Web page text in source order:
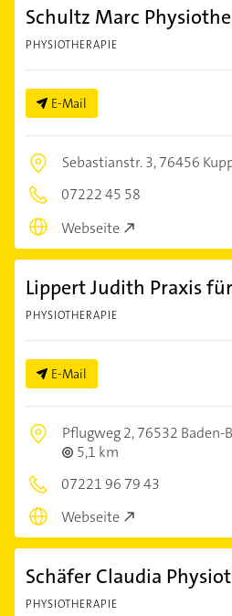
Schultz Marc
PHYSIOTHERAPIE
E-Mail
Sebastianstr. 3,76456
07222 45 58
Webseite
Lippert Judith Praxis
PHYSIOTHERAPIE
E-Mail
Pflugweg 2,76532 Baden-
5,1 km
07221 96 79 43
Webseite
Schäfer Claudia
PHYSIOTHERAPIE